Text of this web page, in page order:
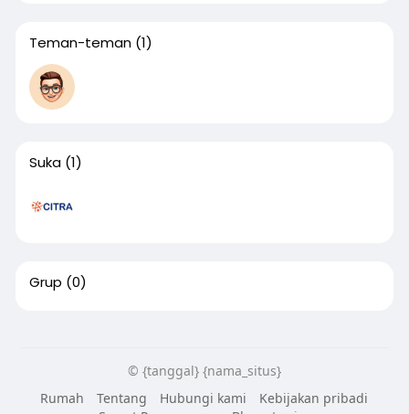
Teman-teman (1)
Suka (1)
Grup (0)
© {tanggal} {nama_situs}
Rumah
Tentang Hubungi kami
Kebijakan pribadi